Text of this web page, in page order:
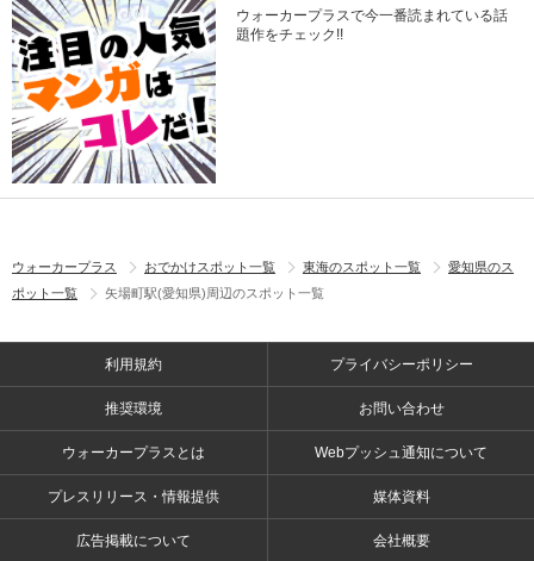
ウォーカープラスで今一番読まれている話
題作をチェック!!
ウォーカープラス おでかけスポット一覧 東海のスポット一覧
愛知県のス
ポット一覧
矢場町駅(愛知県)周辺のスポット一覧
利用規約 プライバシーポリシー
推奨環境 お問い合わせ
ウォーカープラスとは Webプッシュ通知について
プレスリリース・情報提供 媒体資料
広告掲載について 会社概要